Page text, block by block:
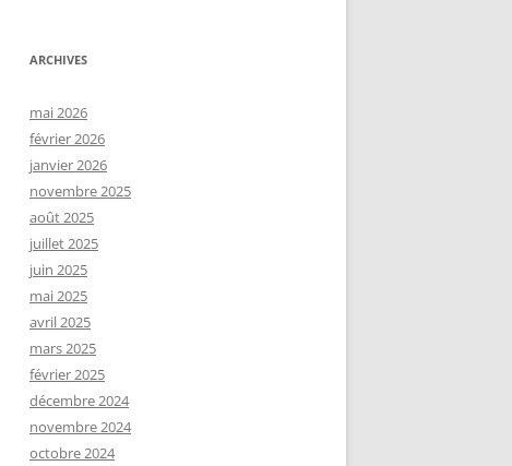
ARCHIVES
mai 2026
février 2026
janvier 2026
novembre 2025
août 2025
juillet 2025
juin 2025
mai 2025
avril 2025
mars 2025
février 2025
décembre 2024
novembre 2024
octobre 2024